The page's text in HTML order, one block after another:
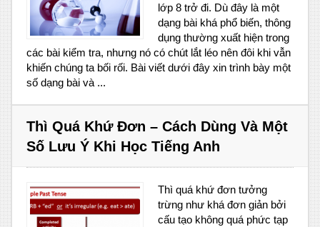
lớp 8 trở đi. Dù đây là một
dạng bài khá phổ biến, thông
dụng thường xuất hiện trong
các bài kiểm tra, nhưng nó có chút lắt léo nên đôi khi vẫn
khiến chúng ta bối rối. Bài viết dưới đây xin trình bày một
số dạng bài và ...
Thì Quá Khứ Đơn – Cách Dùng Và Một
Số Lưu Ý Khi Học Tiếng Anh
Thì quá khứ đơn tưởng
trừng như khá đơn giản bởi
cấu tạo không quá phức tạp